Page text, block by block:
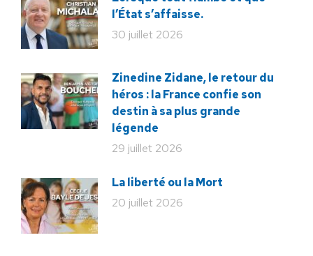
l’État s’affaisse.
30 juillet 2026
Zinedine Zidane, le retour du
héros : la France confie son
destin à sa plus grande
légende
29 juillet 2026
La liberté ou la Mort
20 juillet 2026